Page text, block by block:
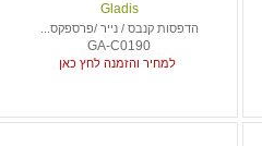
Gladis
הדפסות קנבס / נייר /פרספקס...
GA-C0190
למחיר והזמנה לחץ כאן